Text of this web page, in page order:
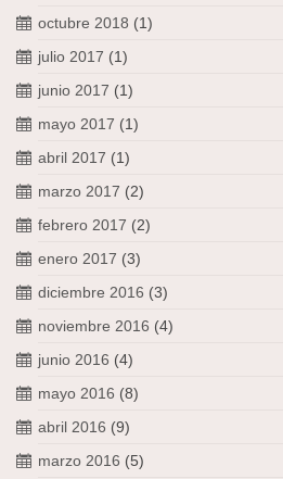
octubre 2018 (1)
julio 2017 (1)
junio 2017 (1)
mayo 2017 (1)
abril 2017 (1)
marzo 2017 (2)
febrero 2017 (2)
enero 2017 (3)
diciembre 2016 (3)
noviembre 2016 (4)
junio 2016 (4)
mayo 2016 (8)
abril 2016 (9)
marzo 2016 (5)